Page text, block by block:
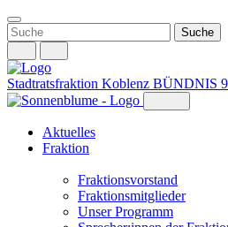
Weiter
zum
Inhalt
Stadtratsfraktion Koblenz BÜNDNIS
Aktuelles
Fraktion
Fraktionsvorstand
Fraktionsmitglieder
Unser Programm